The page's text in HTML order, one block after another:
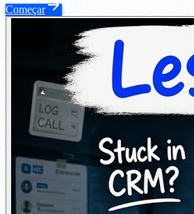
Começar